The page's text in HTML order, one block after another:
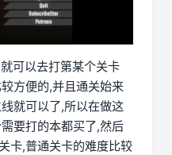
可以去打第某个关卡
方便的,并且通关始来
就可以了,所以在做这
要打的本都买了,然后
卡,普通关卡的难度比较